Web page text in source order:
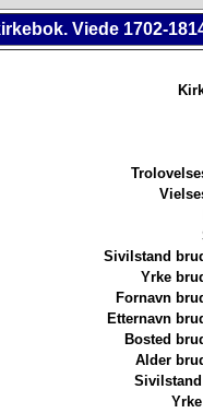
Viede 1702-
Sivilstand
Yrke
Fornavn
Etternavn
Bosted
Alder